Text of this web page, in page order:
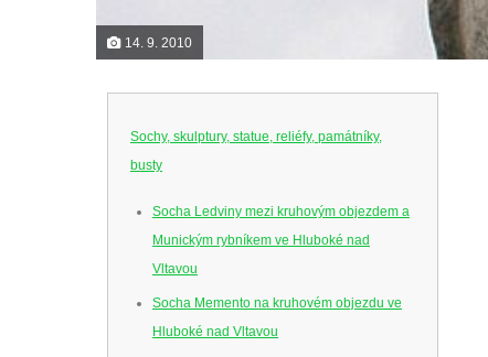
14. 9. 2010
Sochy, skulptury, statue, reliéfy, památníky,
busty
Socha Ledviny mezi kruhovým objezdem a
Munickým rybníkem ve Hluboké nad
Vltavou
Socha Memento na kruhovém objezdu ve
Hluboké nad Vltavou